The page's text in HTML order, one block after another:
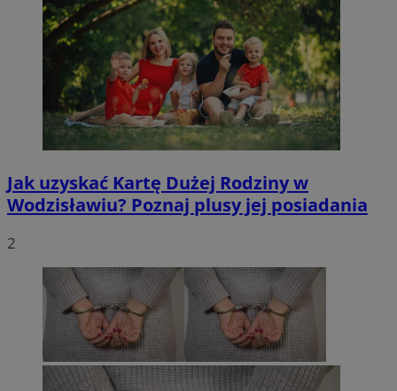
Jak uzyskać Kartę Dużej Rodziny w
Wodzisławiu? Poznaj plusy jej posiadania
2